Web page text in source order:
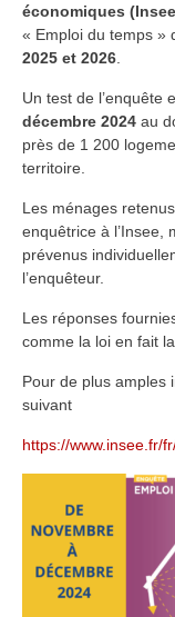
économiques
« Emploi du temps »
2025 et 2026
Un test de l’enquête
décembre 2024 au
près de 1 200
territoire.
Les ménages
enquêtrice à l’Insee,
prévenus
l’enquêteur.
Les réponses
comme la loi en fait
Pour de plus amples
suivant
https://www.insee.fr/